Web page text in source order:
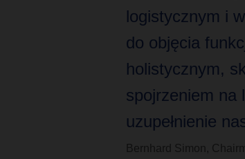
logistycznym i
do objęcia
holistycznym,
spojrzeniem na
uzupełnienie
Bernhard Simon,